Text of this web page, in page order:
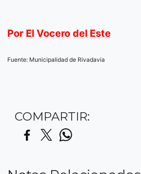
Por El Vocero del Este
Fuente: Municipalidad de Rivadavia
COMPARTIR: